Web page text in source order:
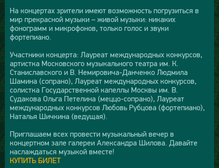
На концертах зрители имеют возможность погрузиться в
мир прекрасной музыки – живой музыки: никаких
фонограмм и микрофонов, только голос и звуки
фортепиано.
Участники концерта: Лауреат международных конкурсов,
артистка Московского музыкального театра им. К.
Станиславского и В. Немировича-Данченко Людмила
Шамина (сопрано), Лауреат международных конкурсов,
солистка Государственной капеллы Москвы им. В.
Судакова Ольга Петелина (меццо-сопрано), Лауреат
международных конкурсов Любовь Рубцова (фортепиано),
Наталья Шичкина (ведущая).
Приглашаем всех провести музыкальный вечер в
концертном зале галереи Александра Шилова. Давайте
наслаждаться музыкой вместе!
КУПИТЬ БИЛЕТ